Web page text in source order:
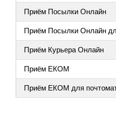
Приём Посылки Онлайн
Приём Посылки Онлайн
Приём Курьера Онлайн
Приём ЕКОМ
Приём ЕКОМ для